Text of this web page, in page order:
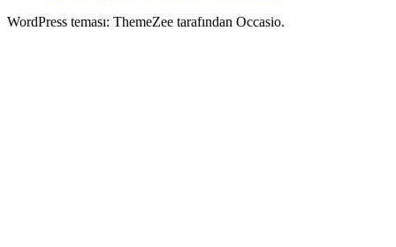
WordPress teması: ThemeZee tarafından Occasio.